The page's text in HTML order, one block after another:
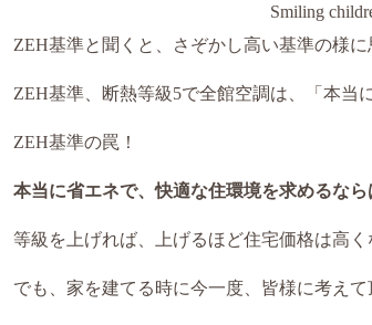
Smiling
ZEH基準と聞くと、さぞかし高い基準の様
ZEH基準、断熱等級5で全館空調は、「本当
ZEH基準の罠！
本当に省エネで、快適な住環境を求めるなら
等級を上げれば、上げるほど住宅価格は高
でも、家を建てる時に今一度、皆様に考えて